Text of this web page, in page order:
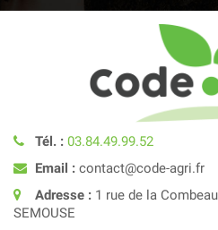
Tél. : 03.84.49.99.52
Email : contact@code-agri.fr
Adresse : 1 rue de la
SEMOUSE